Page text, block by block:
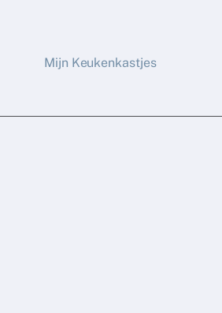
Mijn Keukenkastjes